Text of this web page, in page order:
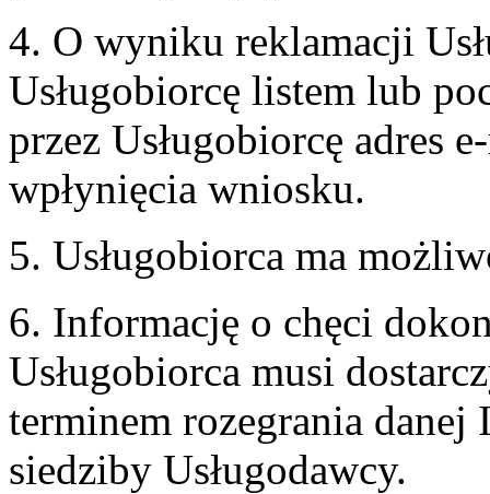
4. O wyniku reklamacji
Usługobiorcę listem lub
przez Usługobiorcę adres
wpłynięcia wniosku.
5. Usługobiorca ma
6. Informację o chęci
Usługobiorca musi
terminem rozegrania
siedziby Usługodawcy.